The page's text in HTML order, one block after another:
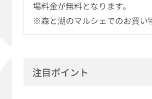
場料金が無料となります。
※森と湖のマルシェでのお買い
注目ポイント